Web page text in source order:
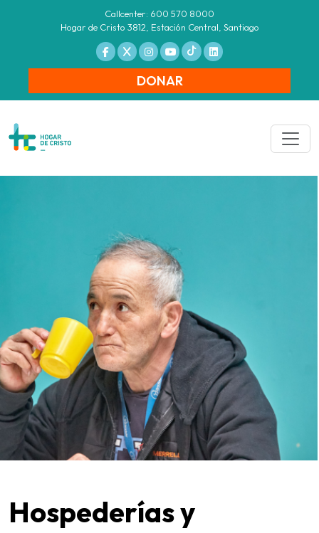
Callcenter: 600 570 8000
Hogar de Cristo 3812, Estación Central, Santiago
DONAR
Hospederías y